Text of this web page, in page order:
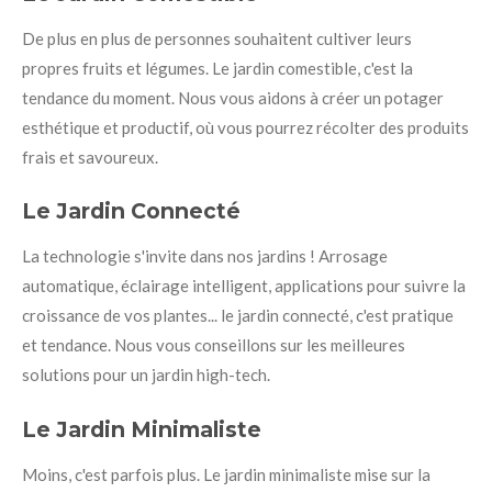
De plus en plus de personnes souhaitent cultiver leurs
propres fruits et légumes. Le jardin comestible, c'est la
tendance du moment. Nous vous aidons à créer un potager
esthétique et productif, où vous pourrez récolter des produits
frais et savoureux.
Le Jardin Connecté
La technologie s'invite dans nos jardins ! Arrosage
automatique, éclairage intelligent, applications pour suivre la
croissance de vos plantes... le jardin connecté, c'est pratique
et tendance. Nous vous conseillons sur les meilleures
solutions pour un jardin high-tech.
Le Jardin Minimaliste
Moins, c'est parfois plus. Le jardin minimaliste mise sur la